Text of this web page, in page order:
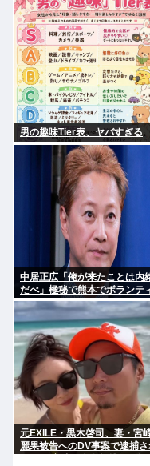
男の趣味Tier表、ヤバすぎる
中居正広「俺が来たことは内
だべ」極秘で熊本でボランテ
アをしていたwww
元EXILE・黒木啓司、妻・宮
麗果被告へのDV事案で逮捕